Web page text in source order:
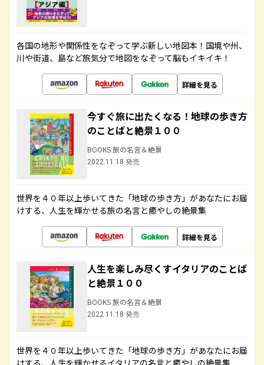
各国の地形や関係性をなぞって学ぶ新しい地図本！国境や州、
川や街道、島など旅気分で地図をなぞって脳もイキイキ！
詳細を見る
今すぐ旅に出たくなる！地球の歩き方
のことばと絶景１００
BOOKS 旅の名言＆絶景
2022.11.18 発売
世界を４０年以上歩いてきた「地球の歩き方」があなたにお届
けする、人生を輝かせる旅の名言と癒やしの絶景集
詳細を見る
人生を楽しみ尽くすイタリアのことば
と絶景１００
BOOKS 旅の名言＆絶景
2022.11.18 発売
世界を４０年以上歩いてきた「地球の歩き方」があなたにお届
けする、人生を輝かせるイタリアの名言と癒やしの絶景集